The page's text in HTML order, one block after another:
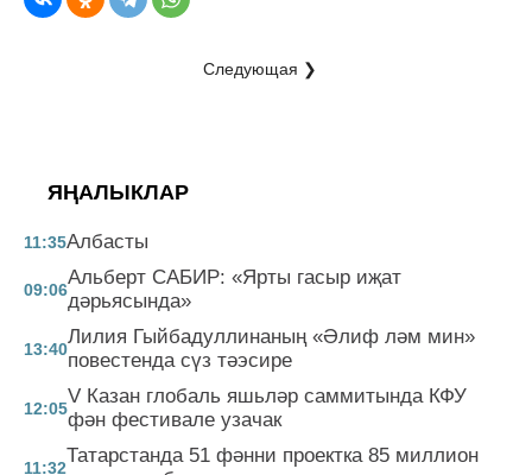
Следующая ❯
ЯҢАЛЫКЛАР
11:35Албасты
09:06
Альберт САБИР: «Ярты гасыр иҗат
дәрьясында»
13:40
Лилия Гыйбадуллинаның «Әлиф ләм мин»
повестенда сүз тәэсире
12:05
V Казан глобаль яшьләр саммитында КФУ
фән фестивале узачак
11:32
Татарстанда 51 фәнни проектка 85 миллион